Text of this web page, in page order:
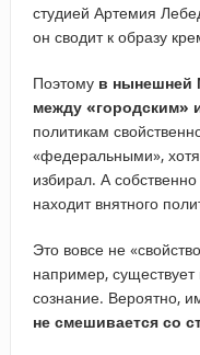
студией Артемия
он сводит к образу
Поэтому в нынешней
между «городским»
политикам
«федеральными»,
избирал. А
находит внятного
Это вовсе не
например,
сознание. Вероятно,
не смешивается со